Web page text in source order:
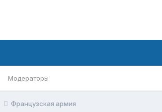
Модераторы
Французская армия